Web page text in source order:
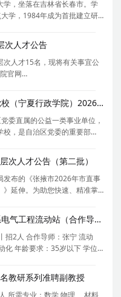
，坐落在吉林省长春市。学
学，1984年成为首批建立研
家教委211工程审批，2001年
被批准为中
次人才公告
次人才15名，现将有关事宜公
官网
详见《哈尔滨音乐学院2026年
层次人才引进条件 （一）基
中国共产党宁夏回族自治区委员会党校（宁夏行政学院）2026年第二批自主公开招聘7名教师公告
委直属的公益一类事业单位，
校，是自治区党委的重要部
思想理论建设的重要阵地，
和重要智
次人才公告（第二批）
发布的《张掖市2026年市直事
延伸。为助您快速、精准掌
职业学院的岗位信息与报考
且准
清华大学电机工程与应用电子技术系电气工程流动站（合作导师张宁）2026年招聘2名博士后
招2人 合作导师：张宁 流动
化 年龄要求：35岁以下 学位要
据驱动的电力系统安全稳定规
教研系列准聘副教授
所需专业：数学 物理 、材料